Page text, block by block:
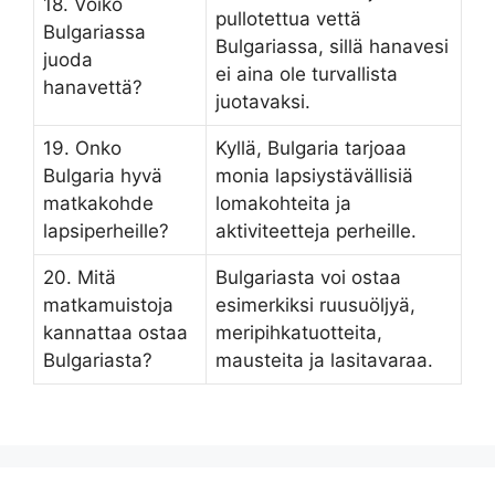
Bulgariassa
juoda
hanavettä?
pullotettua vettä
Bulgariassa, sillä hanavesi
ei aina ole turvallista
juotavaksi.
19. Onko
Bulgaria hyvä
matkakohde
lapsiperheille?
Kyllä, Bulgaria tarjoaa
monia lapsiystävällisiä
lomakohteita ja
aktiviteetteja perheille.
20. Mitä
matkamuistoja
kannattaa ostaa
Bulgariasta?
Bulgariasta voi ostaa
esimerkiksi ruusuöljyä,
meripihkatuotteita,
mausteita ja lasitavaraa.